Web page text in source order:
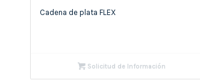
Cadena de plata FLEX
Solicitud de Información